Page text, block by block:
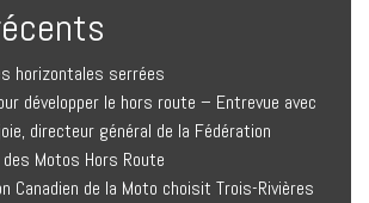
horizontales serrées
développer le hors route – Entrevue avec
directeur général de la Fédération
des Motos Hors Route
Canadien de la Moto choisit Trois-Rivières